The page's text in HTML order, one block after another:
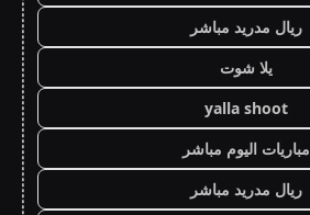
ريال مدريد مباشر
يلا شوت
yalla shoot
مباريات اليوم مباشر
ريال مدريد مباشر